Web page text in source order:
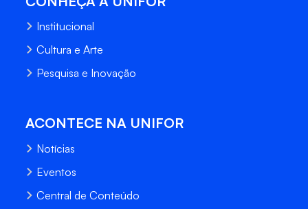
Institucional
Cultura e Arte
Pesquisa e Inovação
ACONTECE NA UNIFOR
Notícias
Eventos
Central de Conteúdo